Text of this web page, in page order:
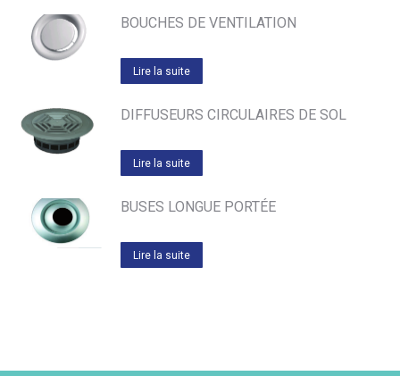
BOUCHES DE VENTILATION
Lire la suite
DIFFUSEURS CIRCULAIRES DE SOL
Lire la suite
BUSES LONGUE PORTÉE
Lire la suite